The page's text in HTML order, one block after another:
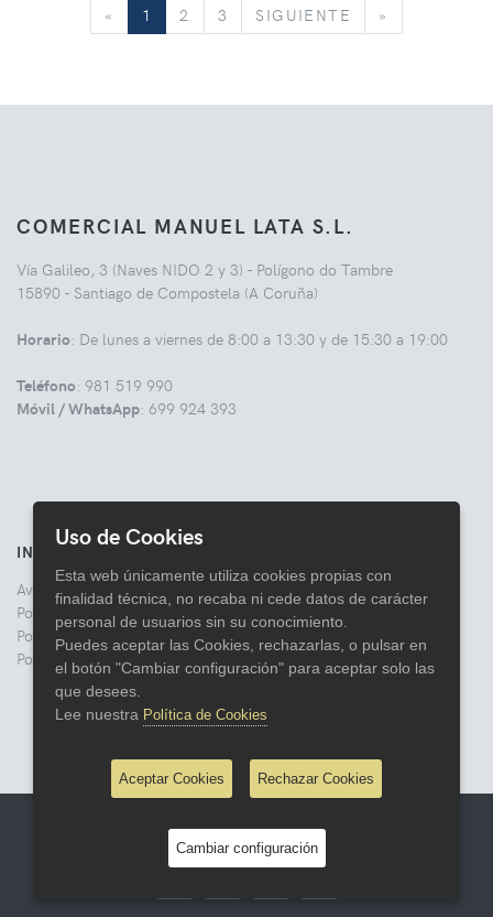
« 1 2 3 SIGUIENTE SIGUIENTE
»
COMERCIAL MANUEL LATA S.L.
Vía Galileo, 3 (Naves NIDO 2 y 3) - Polígono do Tambre
15890 - Santiago de Compostela (A Coruña)
Horario: De lunes a viernes de 8:00 a 13:30 y de 15:30 a 19:00
Teléfono: 981 519 990
Móvil / WhatsApp: 699 924 393
INFORMACIÓN
Aviso legal
Politica de Privacidad
Política de Cookies
Política de Devoluciones
© 2026 Comercial Lata
Uso de Cookies
Esta web únicamente utiliza cookies propias con
finalidad técnica, no recaba ni cede datos de carácter
personal de usuarios sin su conocimiento.
Puedes aceptar las Cookies, rechazarlas, o pulsar en
el botón "Cambiar configuración" para aceptar solo las
que desees.
Lee nuestra Política de Cookies
Aceptar Cookies Rechazar Cookies
Cambiar configuración